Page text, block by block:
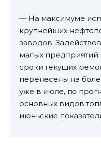
— На максимуме
крупнейших
заводов.
малых
сроки текущих
перенесены на
уже в июле, по
основных видов
июньские